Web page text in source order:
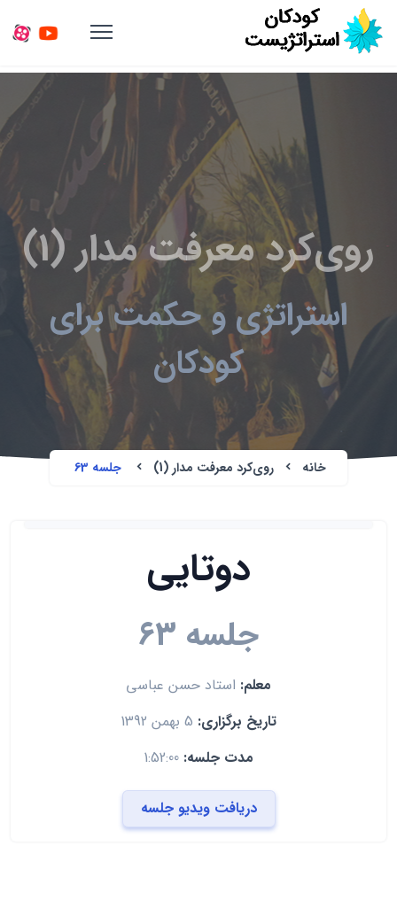
روی‌کرد معرفت مدار (1)
استراتژی و حکمت برای
کودکان
خانه روی‌کرد معرفت مدار (1) جلسه 63
دوتایی
جلسه 63
معلم: استاد حسن عباسی
تاریخ برگزاری: 5 بهمن 1392
مدت جلسه: 1:52:00
دریافت ویدیو جلسه